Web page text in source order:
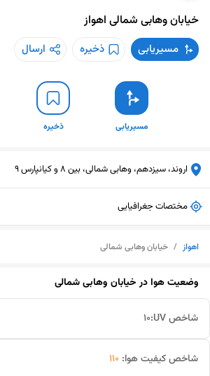
خیابان وهابی شمالی اهواز
مسیریابی ذخیره ارسال
مسیریابی ذخیره
اروند، سیزدهم، وهابی شمالی، بین 8 و کیانپارس 9
مختصات جغرافیایی
اهواز / خیابان وهابی شمالی
وضعیت هوا درخیابان وهابی شمالی
شاخص UV: 10
شاخص کیفیت هوا: 110